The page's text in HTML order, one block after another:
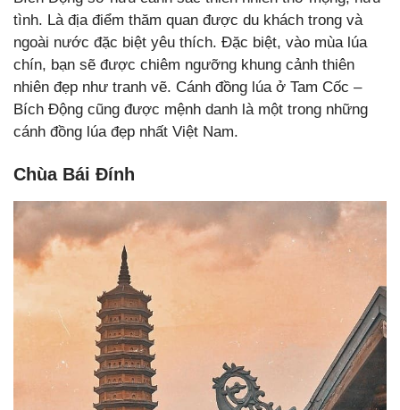
tình. Là địa điểm thăm quan được du khách trong và
ngoài nước đặc biệt yêu thích. Đặc biệt, vào mùa lúa
chín, bạn sẽ được chiêm ngưỡng khung cảnh thiên
nhiên đẹp như tranh vẽ. Cánh đồng lúa ở Tam Cốc –
Bích Động cũng được mệnh danh là một trong những
cánh đồng lúa đẹp nhất Việt Nam.
Chùa Bái Đính